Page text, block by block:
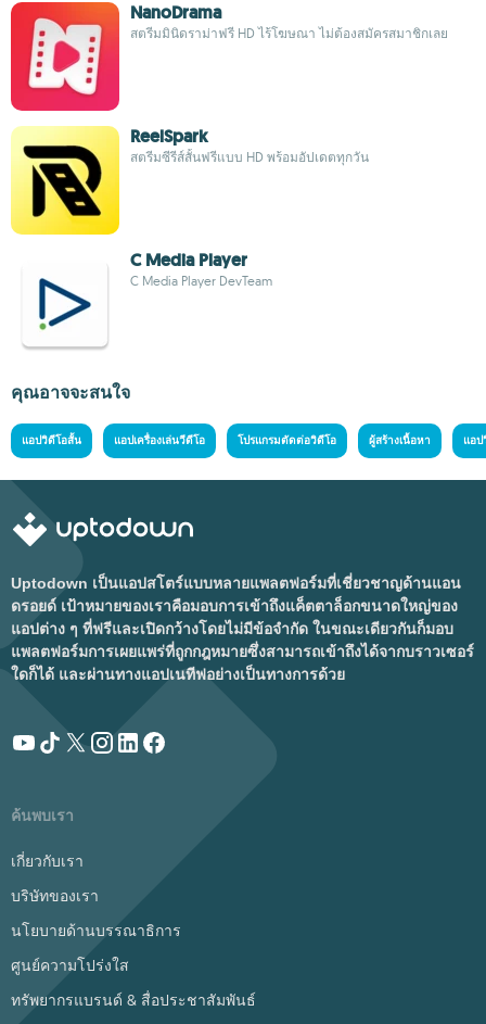
NanoDrama
สตรีมมินิดราม่าฟรี HD ไร้โฆษณา ไม่ต้องสมัครสมาชิกเลย
ReelSpark
สตรีมซีรีส์สั้นฟรีแบบ HD พร้อมอัปเดตทุกวัน
C Media Player
C Media Player DevTeam
คุณอาจจะสนใจ
แอปวิดีโอสั้น แอปเครื่องเล่นวีดีโอ โปรแกรมตัดต่อวิดีโอ ผู้สร้างเนื้อหา แอ
Uptodown เป็นแอปสโตร์แบบหลายแพลตฟอร์มที่เชี่ยวชาญด้านแอน
ดรอยด์ เป้าหมายของเราคือมอบการเข้าถึงแค็ตตาล็อกขนาดใหญ่ของ
แอปต่าง ๆ ที่ฟรีและเปิดกว้างโดยไม่มีข้อจำกัด ในขณะเดียวกันก็มอบ
แพลตฟอร์มการเผยแพร่ที่ถูกกฎหมายซึ่งสามารถเข้าถึงได้จากบราวเซอร์
ใดก็ได้ และผ่านทางแอปเนทีฟอย่างเป็นทางการด้วย
ค้นพบเรา
เกี่ยวกับเรา
บริษัทของเรา
นโยบายด้านบรรณาธิการ
ศูนย์ความโปร่งใส
ทรัพยากรแบรนด์ & สื่อประชาสัมพันธ์